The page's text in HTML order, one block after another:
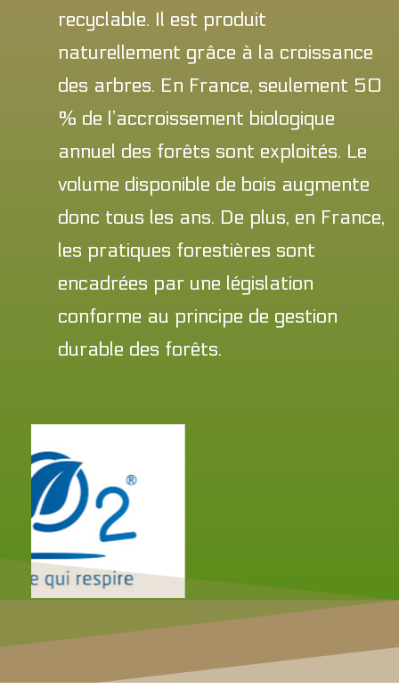
recyclable. Il est produit
naturellement grâce à la croissance
des arbres. En France, seulement 50
% de l’accroissement biologique
annuel des forêts sont exploités. Le
volume disponible de bois augmente
donc tous les ans. De plus, en France,
les pratiques forestières sont
encadrées par une législation
conforme au principe de gestion
durable des forêts.